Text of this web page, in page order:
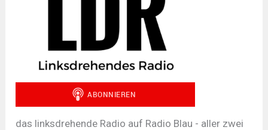
das linksdrehende Radio auf Radio Blau - aller zwei